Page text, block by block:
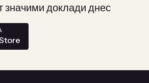
значими доклади днес